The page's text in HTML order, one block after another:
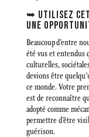
➥ UTILISEZ
UNE
Beaucoup d’entre
été vus et entendus
culturelles,
devions être
ce monde. Votre
est de reconnaître
adopté comme
permettre d’être
guérison.